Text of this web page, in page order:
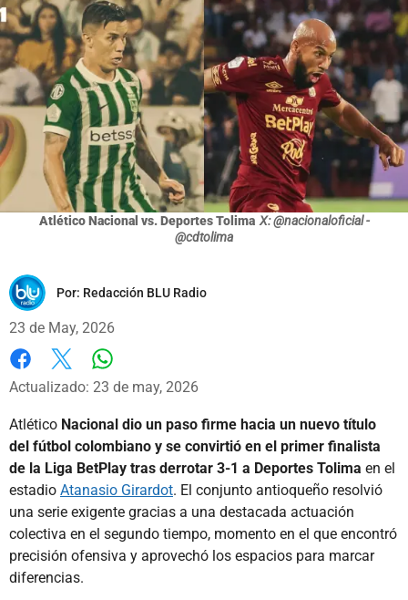
Atlético Nacional vs. Deportes Tolima X: @nacionaloficial -
@cdtolima
Por: Redacción BLU Radio
23 de May, 2026
Facebook
X
Actualizado: 23 de may, 2026
Atlético Nacional dio un paso firme hacia un nuevo título
del fútbol colombiano y se convirtió en el primer finalista
de la Liga BetPlay tras derrotar 3-1 a Deportes Tolima en el
estadio Atanasio Girardot. El conjunto antioqueño resolvió
una serie exigente gracias a una destacada actuación
colectiva en el segundo tiempo, momento en el que encontró
precisión ofensiva y aprovechó los espacios para marcar
diferencias.